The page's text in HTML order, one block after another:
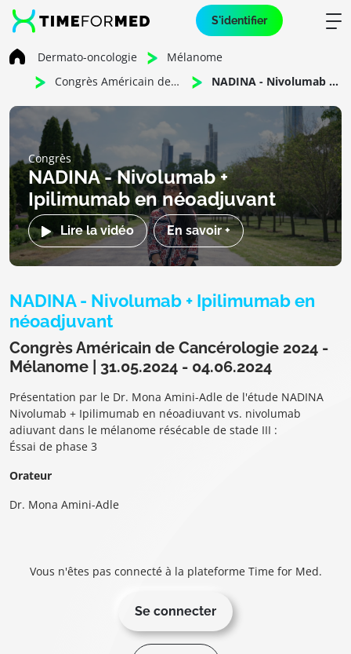
S'identifier
Dermato-oncologie
Mélanome
Congrès Américain de Cancérologie 2024 - Mélanome
NADINA - Nivolumab + Ipilimumab en néoadjuvant
Congrès
NADINA - Nivolumab +
Ipilimumab en néoadjuvant
Lire la vidéo En savoir +
NADINA - Nivolumab + Ipilimumab en
néoadjuvant
Congrès Américain de Cancérologie 2024 -
Mélanome | 31.05.2024 - 04.06.2024
Présentation par le Dr. Mona Amini-Adle de l'étude NADINA
Nivolumab + Ipilimumab en néoadiuvant vs. nivolumab
adiuvant dans le mélanome résécable de stade III :
Éssai de phase 3
Orateur
Dr. Mona Amini-Adle
Vous n'êtes pas connecté à la plateforme Time for Med.
Se connecter